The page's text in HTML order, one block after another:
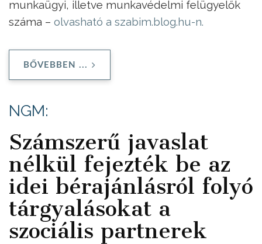
munkaügyi, illetve munkavédelmi felügyelők
száma – olvasható a szabim.blog.hu-n.
BŐVEBBEN ...
NGM:
Számszerű javaslat
nélkül fejezték be az
idei bérajánlásról folyó
tárgyalásokat a
szociális partnerek